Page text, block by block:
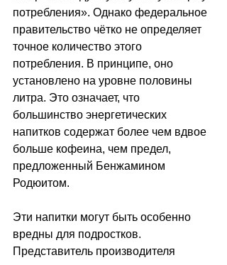
потребления». Однако федеральное
правительство чётко не определяет
точное количество этого
потребления. В принципе, оно
установлено на уровне половины
литра. Это означает, что
большинство энергетических
напитков содержат более чем вдвое
больше кофеина, чем предел,
предложенный Бенжамином
Родюитом.
Эти напитки могут быть особенно
вредны для подростков.
Представитель производителя